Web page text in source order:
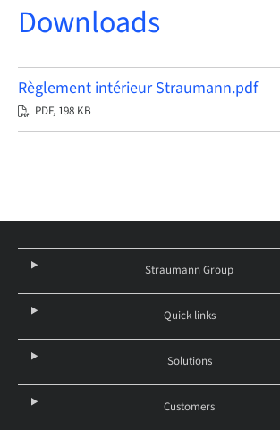
Downloads
Règlement intérieur Straumann.pdf
PDF, 198 KB
Straumann Group
Quick links
Solutions
Customers